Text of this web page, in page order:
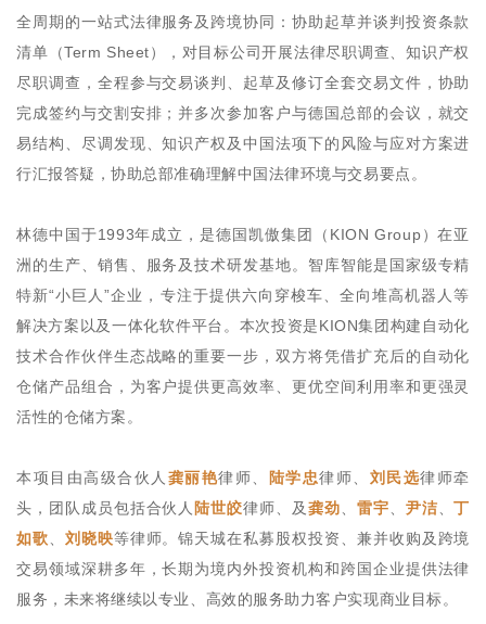
全周期的一站式法律服务及跨境协同：协助起草并谈判投资条款
清单（Term Sheet），对目标公司开展法律尽职调查、知识产权
尽职调查，全程参与交易谈判、起草及修订全套交易文件，协助
完成签约与交割安排；并多次参加客户与德国总部的会议，就交
易结构、尽调发现、知识产权及中国法项下的风险与应对方案进
行汇报答疑，协助总部准确理解中国法律环境与交易要点。
林德中国于1993年成立，是德国凯傲集团（KION Group）在亚
洲的生产、销售、服务及技术研发基地。智库智能是国家级专精
特新“小巨人”企业，专注于提供六向穿梭车、全向堆高机器人等
解决方案以及一体化软件平台。本次投资是KION集团构建自动化
技术合作伙伴生态战略的重要一步，双方将凭借扩充后的自动化
仓储产品组合，为客户提供更高效率、更优空间利用率和更强灵
活性的仓储方案。
本项目由高级合伙人 龚丽艳律师、 陆学忠律师、 刘民选律师牵
头，团队成员包括合伙人 陆世皎律师、及龚劲 雷宇 尹洁 、丁
如歌
刘晓映等律师。锦天城在私募股权投资、兼并收购及跨境
交易领域深耕多年，长期为境内外投资机构和跨国企业提供法律
服务，未来将继续以专业、高效的服务助力客户实现商业目标。